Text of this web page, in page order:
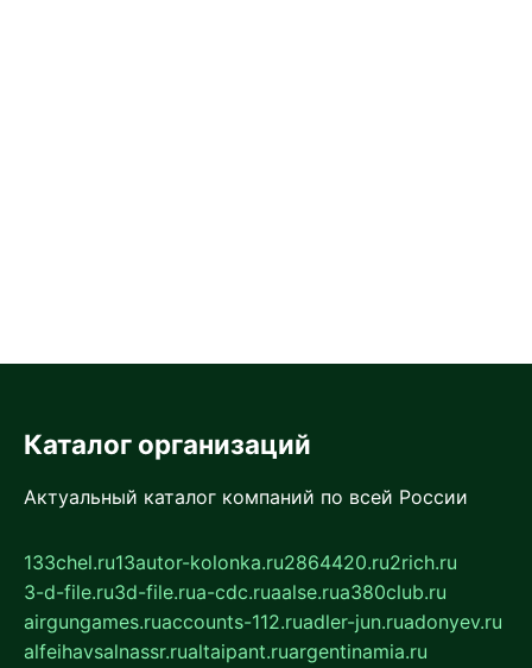
Каталог организаций
Актуальный каталог компаний по всей России
133chel.ru13autor-kolonka.ru2864420.ru2rich.ru
3-d-file.ru3d-file.rua-cdc.ruaalse.rua380club.ru
airgungames.ruaccounts-112.ruadler-jun.ruadonyev.ru
alfeihavsalnassr.rualtaipant.ruargentinamia.ru